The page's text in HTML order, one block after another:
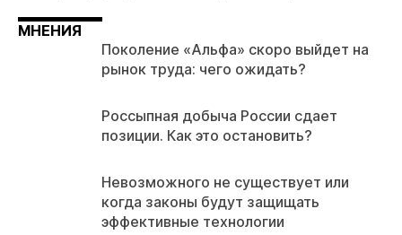
МНЕНИЯ
Поколение «Альфа» скоро выйдет на
рынок труда: чего ожидать?
Россыпная добыча России сдает
позиции. Как это остановить?
Невозможного не существует или
когда законы будут защищать
эффективные технологии